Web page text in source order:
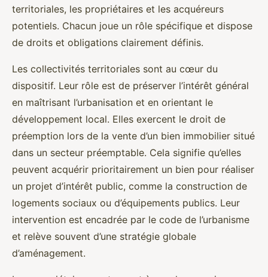
territoriales, les propriétaires et les acquéreurs
potentiels. Chacun joue un rôle spécifique et dispose
de droits et obligations clairement définis.
Les collectivités territoriales sont au cœur du
dispositif. Leur rôle est de préserver l’intérêt général
en maîtrisant l’urbanisation et en orientant le
développement local. Elles exercent le droit de
préemption lors de la vente d’un bien immobilier situé
dans un secteur préemptable. Cela signifie qu’elles
peuvent acquérir prioritairement un bien pour réaliser
un projet d’intérêt public, comme la construction de
logements sociaux ou d’équipements publics. Leur
intervention est encadrée par le code de l’urbanisme
et relève souvent d’une stratégie globale
d’aménagement.